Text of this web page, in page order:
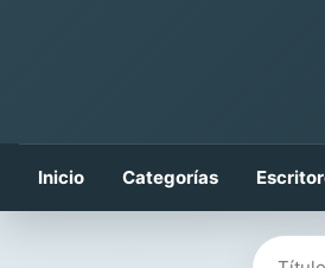
Inicio Categorías
Buscar